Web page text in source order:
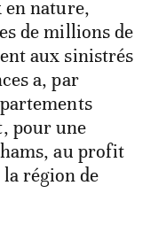
nature,
de millions de
aux sinistrés
a, par
pour une
au profit
région de